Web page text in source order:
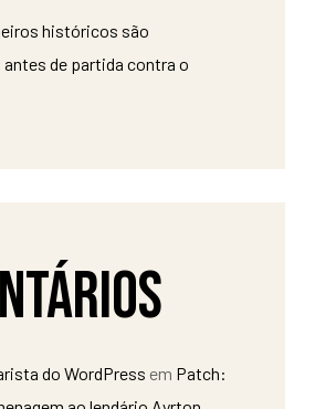
históricos são
de partida contra o
do WordPress em Patch: